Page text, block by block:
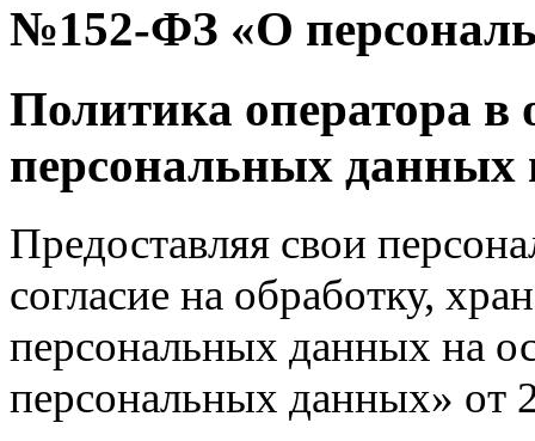
№152-ФЗ «О
Политика оператора
персональных данных
Предоставляя свои
согласие на обработку,
персональных данных на
персональных данных» от